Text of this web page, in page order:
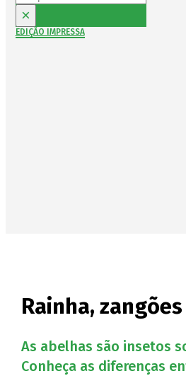
×
EDIÇÃO IMPRESSA
Rainha,
As abelhas são insetos
Conheça as diferenças